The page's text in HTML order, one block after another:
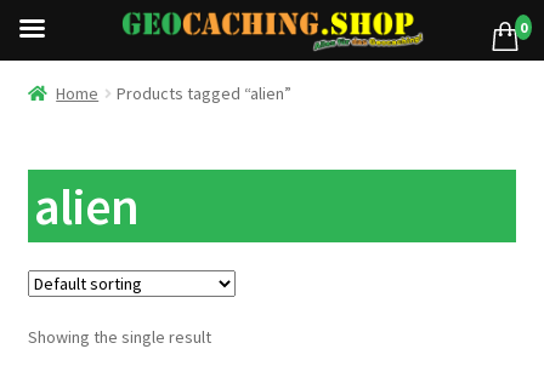
Home Products tagged “alien”
alien
Showing the single result
0